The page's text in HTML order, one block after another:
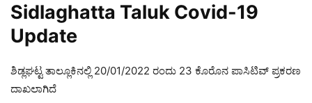
Sidlaghatta Taluk Covid-19
Update
ಶಿಡ್ಲಘಟ್ಟ ತಾಲ್ಲೂಕಿನಲ್ಲಿ 20/01/2022 ರಂದು 23 ಕೊರೊನ ಪಾಸಿಟಿವ್ ಪ್ರಕರಣ
ದಾಖಲಾಗಿದೆ